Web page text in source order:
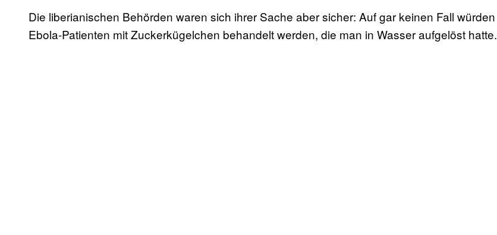
Die liberianischen Behörden waren sich ihrer Sache aber sicher: Auf gar keinen Fall würden
Ebola-Patienten mit Zuckerkügelchen behandelt werden, die man in Wasser aufgelöst hatte.